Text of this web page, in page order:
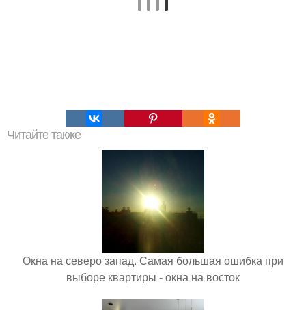
Читайте также
Окна на северо запад. Самая большая ошибка при
выборе квартиры - окна на восток